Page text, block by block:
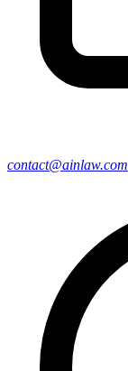
contact@ainlaw.com